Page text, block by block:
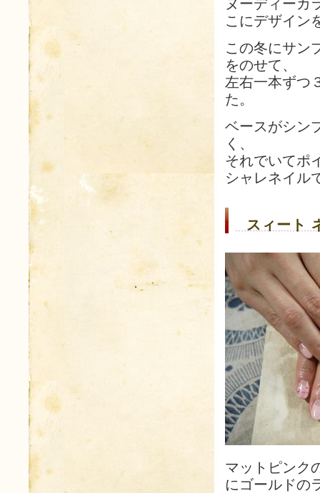
ヌーディーカ
こにデザイン
この冬にサン
をのせて、
左右一本ずつ
た。
ベースがシン
く、
それでいてポ
シャレネイル
スィート
マットピンク
にゴールドの